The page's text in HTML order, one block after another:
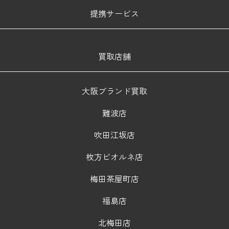
提携サービス
買取店舗
大阪ブランド買取
難波店
吹田江坂店
枚方ビオルネ店
梅田茶屋町店
福島店
北梅田店